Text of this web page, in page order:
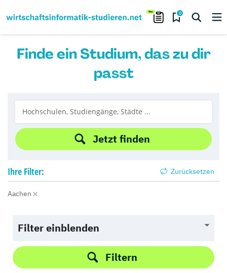
0
Finde ein Studium, das zu dir
passt
Jetzt finden
Ihre Filter: Zurücksetzen
Aachen
Filter einblenden
Filtern